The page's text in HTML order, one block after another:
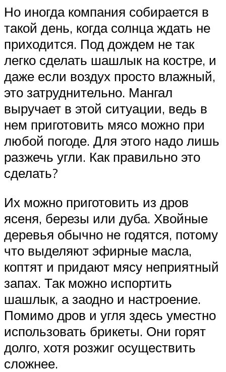
Но иногда компания собирается в
такой день, когда солнца ждать не
приходится. Под дождем не так
легко сделать шашлык на костре, и
даже если воздух просто влажный,
это затруднительно. Мангал
выручает в этой ситуации, ведь в
нем приготовить мясо можно при
любой погоде. Для этого надо лишь
разжечь угли. Как правильно это
сделать?
Их можно приготовить из дров
ясеня, березы или дуба. Хвойные
деревья обычно не годятся, потому
что выделяют эфирные масла,
коптят и придают мясу неприятный
запах. Так можно испортить
шашлык, а заодно и настроение.
Помимо дров и угля здесь уместно
использовать брикеты. Они горят
долго, хотя розжиг осуществить
сложнее.